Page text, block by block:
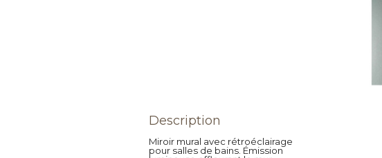
Description
Miroir mural avec rétroéclairage
pour salles de bains. Émission